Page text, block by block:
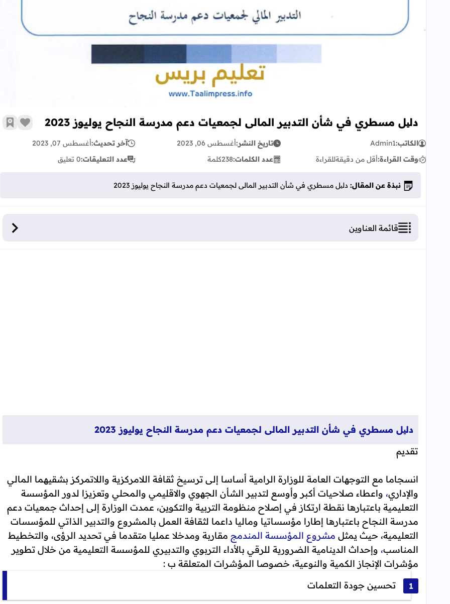
دلیل مسطري في شأن التدبير المالى لجمعيات دعم مدرسة النجاح يوليوز 2023 زر
الكاتب:Admin1 تاريخ النشر:أغسطس 06, 2023 آخر تحديث:أغسطس 07, 2023
وقت القراءة:أقل من دقيقةللقراءة عدد الكلمات:238كلمة عدد التعليقات:0 تعليق
نبذة عن المقال: دلیل مسطري في شأن التدبير المالى لجمعيات دعم مدرسة النجاح يوليوز 2023
قائمة العناوين
دلیل مسطري في شأن التدبير المالى لجمعيات دعم مدرسة النجاح يوليوز 2023
تقديم
انسجاما مع التوجهات العامة للوزارة الرامية أساسا إلى ترسيخ ثقافة اللامركزية واللاتمركز بشقيهما المالي
والإداري، واعطاء صلاحيات أكبر وأوسع لتدبير الشأن الجهوي والاقليمي والمحلي وتعزيزا لدور المؤسسة
التعليمية باعتبارها نقطة ارتكاز في إصلاح منظومة التربية والتكوين، عمدت الوزارة إلى إحداث جمعيات دعم
مدرسة النجاح باعتبارها إطارا مؤسساتيا وماليا داعما لثقافة العمل بالمشروع والتدبير الذاتي للمؤسسات
التعليمية، حيث يمثل مشروع المؤسسة المندمج مقاربة ومدخلا عمليا متقدما في تحديد الرؤى، والتخطيط
المناسب، وإحداث الدينامية الضرورية للرقي بالأداء التربوي والتدبيري للمؤسسة التعليمية من خلال تطوير
مؤشرات الإنجاز الكمية والنوعية، خصوصا المؤشرات المتعلقة ب :
تحسين جودة التعلمات